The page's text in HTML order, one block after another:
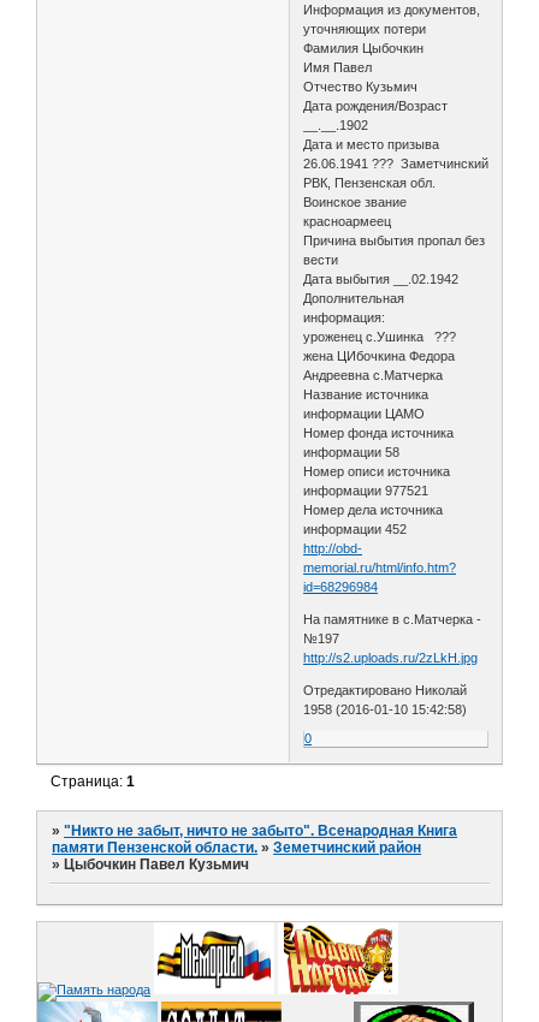
Информация из документов,
уточняющих потери
Фамилия Цыбочкин
Имя Павел
Отчество Кузьмич
Дата рождения/Возраст
__.__.1902
Дата и место призыва
26.06.1941 ??? Заметчинский
РВК, Пензенская обл.
Воинское звание
красноармеец
Причина выбытия пропал без
вести
Дата выбытия __.02.1942
Дополнительная
информация:
уроженец с.Ушинка ???
жена ЦИбочкина Федора
Андреевна с.Матчерка
Название источника
информации ЦАМО
Номер фонда источника
информации 58
Номер описи источника
информации 977521
Номер дела источника
информации 452
http://obd-
memorial.ru/html/info.htm?
id=68296984
На памятнике в с.Матчерка -
№197
http://s2.uploads.ru/2zLkH.jpg
Отредактировано Николай
1958 (2016-01-10 15:42:58)
0
Страница:1
»"Никто не забыт, ничто не забыто". Всенародная Книга
памяти Пензенской области. »Земетчинский район
» Цыбочкин Павел Кузьмич